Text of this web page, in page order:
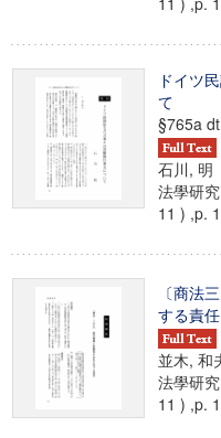
ドイツ
て
§765a
石川, 明
法學研
11 ) ,p.
〔商法
する責
並木, 和
法學研
11 ) ,p.